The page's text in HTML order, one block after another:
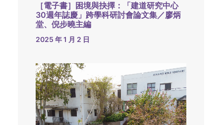
［電子書］困境與抉擇：「建道研究中心
30週年誌慶」跨學科研討會論文集／廖炳
堂、倪步曉主編
2025 年 1 月 2 日